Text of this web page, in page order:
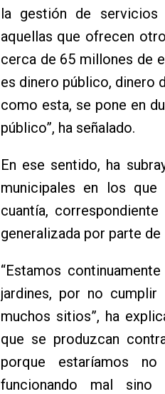
la gestión de servicios
aquellas que ofrecen
cerca de 65 millones de
es dinero público, dinero
como esta, se pone en
público”, ha señalado.
En ese sentido, ha
municipales en los
cuantía,
generalizada por parte de
“Estamos
jardines, por no
muchos sitios”, ha
que se produzcan
porque estaríamos
funcionando mal